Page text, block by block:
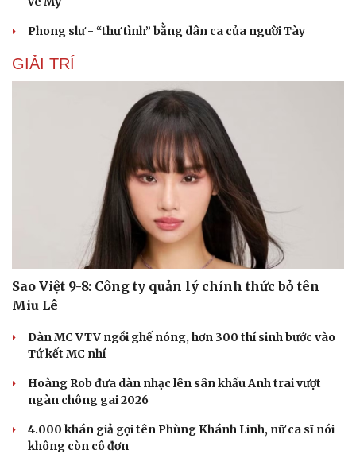
Du lịch
Tư vấn
Săn Tour
check-in
Podcast
Đọc truyện đêm khuya
Hạt giống tâm hồn
Phong slư - “thư tình” bằng dân ca của người Tày
GIẢI TRÍ
Sao Việt 9-8: Công ty quản lý chính thức bỏ tên
Miu Lê
Dàn MC VTV ngồi ghế nóng, hơn 300 thí sinh bước vào
Tứ kết MC nhí
Hoàng Rob đưa dàn nhạc lên sân khấu Anh trai vượt
ngàn chông gai 2026
4.000 khán giả gọi tên Phùng Khánh Linh, nữ ca sĩ nói
không còn cô đơn